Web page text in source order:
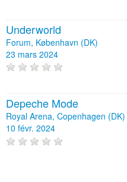
Underworld
Forum, København (DK)
23 mars 2024
Depeche Mode
Royal Arena, Copenhagen (DK)
10 févr. 2024